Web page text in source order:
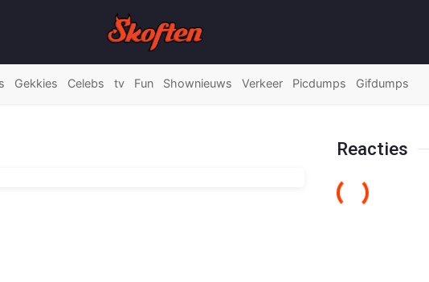
Gekkies Celebs tv Fun Shownieuws Verkeer Picdumps Gifdumps
Reacties